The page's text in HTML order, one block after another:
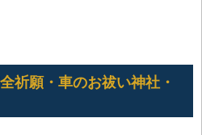
祈願・車のお祓い神社・